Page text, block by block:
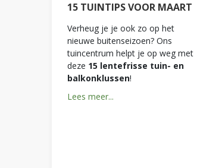
15 TUINTIPS VOOR MAART
Verheug je je ook zo op het
nieuwe buitenseizoen? Ons
tuincentrum helpt je op weg met
deze 15 lentefrisse tuin- en
balkonklussen!
Lees meer...